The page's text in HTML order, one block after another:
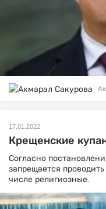
17.01.2022
Крещенские
Согласно
запрещается
числе религиозные.